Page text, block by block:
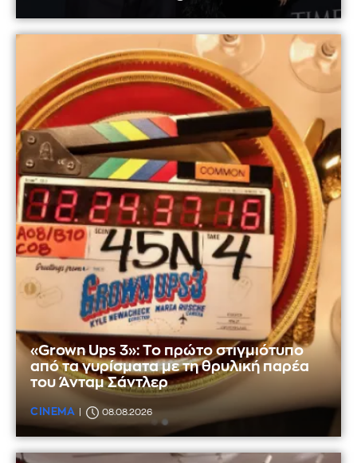
«Grown Ups 3»: Το πρώτο στιγμιότυπο
από τα γυρίσματα με τη θρυλική παρέα
του Άνταμ Σάντλερ
CINEMA 08.08.2026